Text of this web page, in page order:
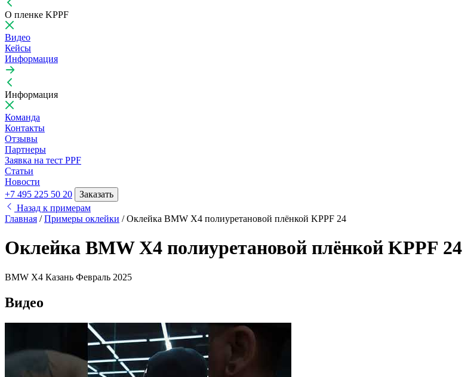
О пленке KPPF
Видео
Кейсы
Информация
Информация
Команда
Контакты
Отзывы
Партнеры
Заявка на тест PPF
Статьи
Новости
+7 495 225 50 20
Заказать
Назад к примерам
Главная / Примеры оклейки / Оклейка BMW X4 полиуретановой плёнкой KPPF 24
Оклейка BMW X4 полиуретановой плёнкой KPPF 24
BMW X4 Казань Февраль 2025
Видео